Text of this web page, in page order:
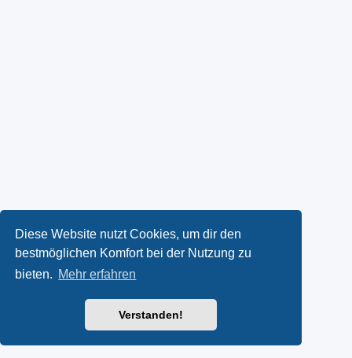
Diese Website nutzt Cookies, um dir den
bestmöglichen Komfort bei der Nutzung zu
bieten. Mehr erfahren
Verstanden!